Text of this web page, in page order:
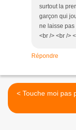
surtout la
garçon qui
ne laisse pas
<br /> <br />
Répondre
< Touche moi pas